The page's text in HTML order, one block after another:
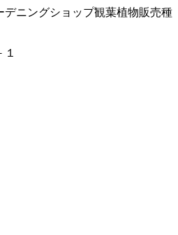
デニングショップ観葉植物販売種